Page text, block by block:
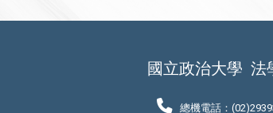
國立政治大學 法
總機電話：